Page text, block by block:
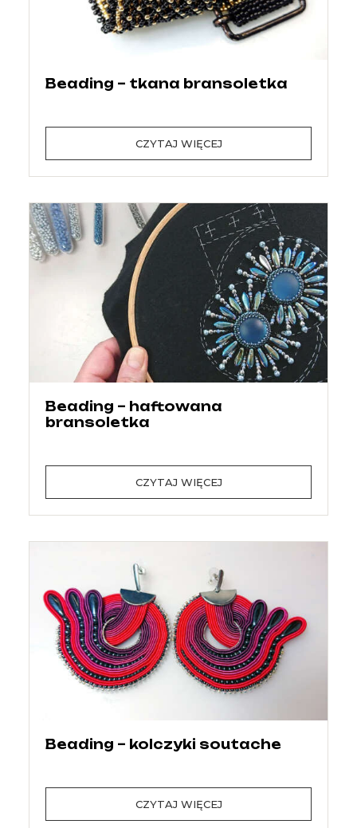
Beading – tkana bransoletka
CZYTAJ WIĘCEJ
Beading – haftowana
bransoletka
CZYTAJ WIĘCEJ
Beading – kolczyki soutache
CZYTAJ WIĘCEJ